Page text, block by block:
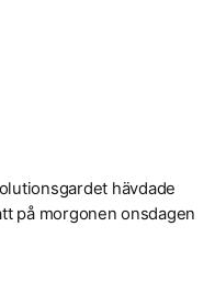
hävdade
på morgonen onsdagen